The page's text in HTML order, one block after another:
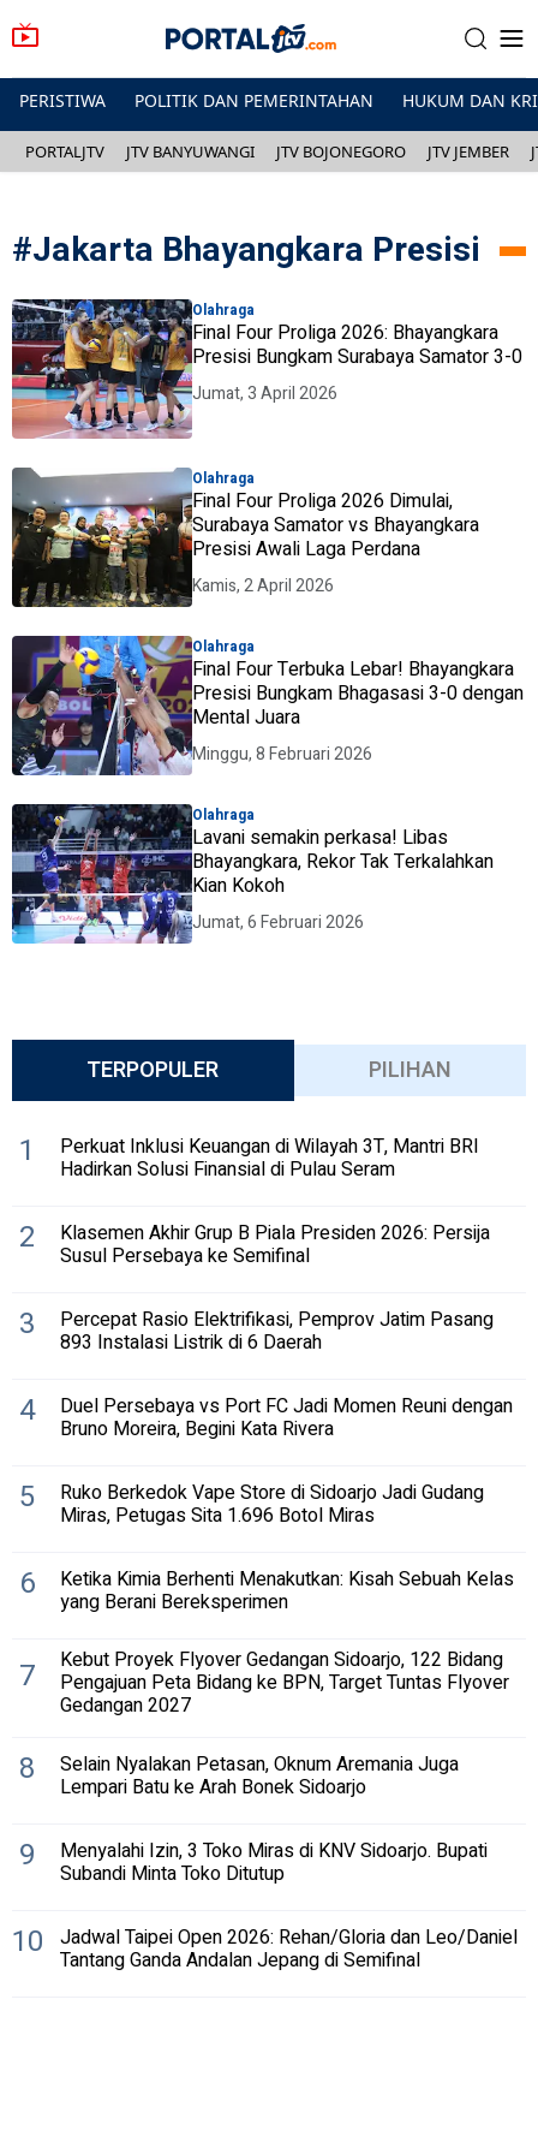
PERISTIWA POLITIK DAN PEMERINTAHAN HUKUM DAN
PORTALJTV JTV BANYUWANGI JTV BOJONEGORO JTV JEMBER
#Jakarta Bhayangkara Presisi
Olahraga
Final Four Proliga 2026: Bhayangkara
Presisi Bungkam Surabaya Samator 3-0
Jumat, 3 April 2026
Olahraga
Final Four Proliga 2026 Dimulai,
Surabaya Samator vs Bhayangkara
Presisi Awali Laga Perdana
Kamis, 2 April 2026
Olahraga
Final Four Terbuka Lebar! Bhayangkara
Presisi Bungkam Bhagasasi 3-0 dengan
Mental Juara
Minggu, 8 Februari 2026
Olahraga
Lavani semakin perkasa! Libas
Bhayangkara, Rekor Tak Terkalahkan
Kian Kokoh
Jumat, 6 Februari 2026
TERPOPULER PILIHAN
1 Perkuat Inklusi Keuangan di Wilayah 3T, Mantri BRI
Hadirkan Solusi Finansial di Pulau Seram
2 Klasemen Akhir Grup B Piala Presiden 2026: Persija
Susul Persebaya ke Semifinal
3 Percepat Rasio Elektrifikasi, Pemprov Jatim Pasang
893 Instalasi Listrik di 6 Daerah
4 Duel Persebaya vs Port FC Jadi Momen Reuni dengan
Bruno Moreira, Begini Kata Rivera
5 Ruko Berkedok Vape Store di Sidoarjo Jadi Gudang
Miras, Petugas Sita 1.696 Botol Miras
6 Ketika Kimia Berhenti Menakutkan: Kisah Sebuah Kelas
yang Berani Bereksperimen
7 Kebut Proyek Flyover Gedangan Sidoarjo, 122 Bidang
Pengajuan Peta Bidang ke BPN, Target Tuntas Flyover
Gedangan 2027
8 Selain Nyalakan Petasan, Oknum Aremania Juga
Lempari Batu ke Arah Bonek Sidoarjo
9 Menyalahi Izin, 3 Toko Miras di KNV Sidoarjo. Bupati
Subandi Minta Toko Ditutup
10 Jadwal Taipei Open 2026: Rehan/Gloria dan Leo/Daniel
Tantang Ganda Andalan Jepang di Semifinal